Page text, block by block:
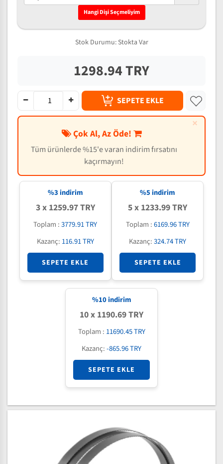
Hangi Dişi Seçmeliyim
Stok Durumu: Stokta Var
1298.94 TRY
SEPETE EKLE
×
Çok Al, Az Öde!
Tüm ürünlerde %15'e varan indirim fırsatını
kaçırmayın!
%3 indirim
3 x 1259.97 TRY
Toplam :3779.91 TRY
Kazanç: 116.91 TRY
SEPETE EKLE
%5 indirim
5 x 1233.99 TRY
Toplam :6169.96 TRY
Kazanç:324.74 TRY
SEPETE EKLE
%10indirim
10 x 1190.69 TRY
Toplam : 11690.45 TRY
Kazanç:-865.96 TRY
SEPETE EKLE